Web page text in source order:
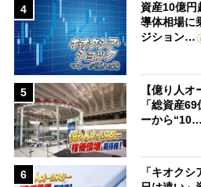
4
資産10億円
導体相場に
ジション…
5
【億り人
「総資産
ーから“10…
6
「キオク